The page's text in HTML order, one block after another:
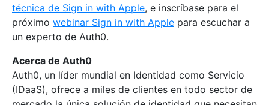
técnica de Sign in with Apple, e inscríbase para el
próximo webinar Sign in with Apple para escuchar a
un experto de Auth0.
Acerca de Auth0
Auth0, un líder mundial en Identidad como Servicio
(IDaaS), ofrece a miles de clientes en todo sector de